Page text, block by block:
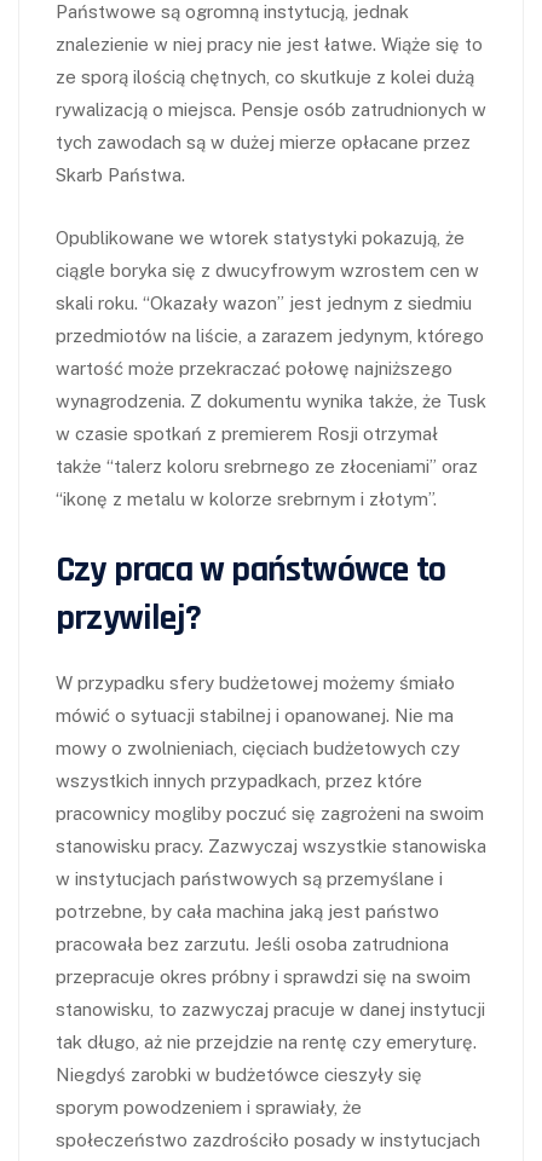
Państwowe są ogromną instytucją, jednak
znalezienie w niej pracy nie jest łatwe. Wiąże się to
ze sporą ilością chętnych, co skutkuje z kolei dużą
rywalizacją o miejsca. Pensje osób zatrudnionych w
tych zawodach są w dużej mierze opłacane przez
Skarb Państwa.
Opublikowane we wtorek statystyki pokazują, że
ciągle boryka się z dwucyfrowym wzrostem cen w
skali roku. “Okazały wazon” jest jednym z siedmiu
przedmiotów na liście, a zarazem jedynym, którego
wartość może przekraczać połowę najniższego
wynagrodzenia. Z dokumentu wynika także, że Tusk
w czasie spotkań z premierem Rosji otrzymał
także “talerz koloru srebrnego ze złoceniami” oraz
“ikonę z metalu w kolorze srebrnym i złotym”.
Czy praca w państwówce to
przywilej?
W przypadku sfery budżetowej możemy śmiało
mówić o sytuacji stabilnej i opanowanej. Nie ma
mowy o zwolnieniach, cięciach budżetowych czy
wszystkich innych przypadkach, przez które
pracownicy mogliby poczuć się zagrożeni na swoim
stanowisku pracy. Zazwyczaj wszystkie stanowiska
w instytucjach państwowych są przemyślane i
potrzebne, by cała machina jaką jest państwo
pracowała bez zarzutu. Jeśli osoba zatrudniona
przepracuje okres próbny i sprawdzi się na swoim
stanowisku, to zazwyczaj pracuje w danej instytucji
tak długo, aż nie przejdzie na rentę czy emeryturę.
Niegdyś zarobki w budżetówce cieszyły się
sporym powodzeniem i sprawiały, że
społeczeństwo zazdrościło posady w instytucjach